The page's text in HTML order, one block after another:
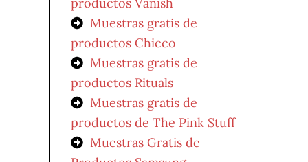
Muestras gratis de
productos Chicco
Muestras gratis de
productos Rituals
Muestras gratis de
productos de The Pink Stuff
Muestras Gratis de